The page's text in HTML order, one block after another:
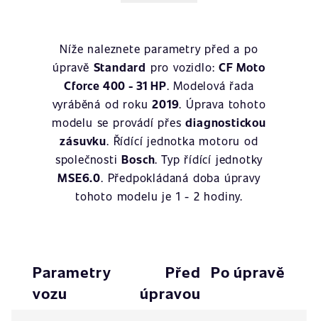
Níže naleznete parametry před a po
úpravě Standard pro vozidlo:CF Moto
Cforce 400 - 31 HP. Modelová řada
vyráběná od roku2019. Úprava tohoto
modelu se provádí přesdiagnostickou
zásuvku. Řídící jednotka motoru od
společnostiBosch. Typ řídící jednotky
MSE6.0. Předpokládaná doba úpravy
tohoto modelu je 1 - 2 hodiny.
Parametry
vozu
Před
úpravou
Po úpravě